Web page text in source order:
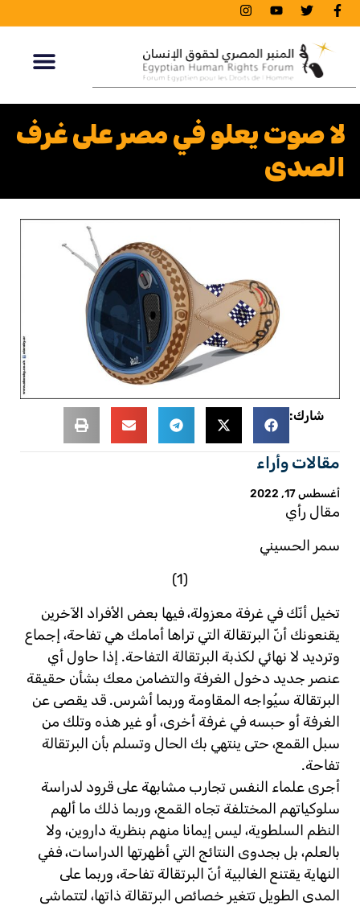
لا صوت يعلو في مصر على غرف
الصدى
شارك:
مقالات وأراء
أغسطس 17, 2022
مقال رأي
سمر الحسيني
(1)
تخيل أنّك في غرفة معزولة، فيها بعض الأفراد الآخرين
يقنعونك أنّ البرتقالة التي تراها أمامك هي تفاحة، إجماع
وترديد لا نهائي لكذبة البرتقالة التفاحة. إذا حاول أي
عنصر جديد دخول الغرفة والتضامن معك بشأن حقيقة
البرتقالة سيُواجه المقاومة وربما أشرس. قد يقصى عن
الغرفة أو حبسه في غرفة أخرى، أو غير هذه وتلك من
سبل القمع، حتى ينتهي بك الحال وتسلم بأن البرتقالة
تفاحة.
أجرى علماء النفس تجارب مشابهة على قرود لدراسة
سلوكياتهم المختلفة تجاه القمع، وربما ذلك ما ألهم
النظم السلطوية، ليس إيمانا منهم بنظرية داروين، ولا
بالعلم، بل بجدوى النتائج التي أظهرتها الدراسات، ففي
النهاية يقتنع الغالبية أنّ البرتقالة تفاحة، وربما على
المدى الطويل تتغير خصائص البرتقالة ذاتها، لتتماشى